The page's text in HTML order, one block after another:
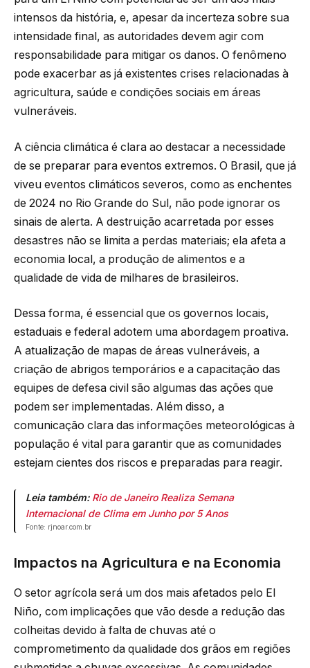
intensos da história, e, apesar da incerteza sobre sua
intensidade final, as autoridades devem agir com
responsabilidade para mitigar os danos. O fenômeno
pode exacerbar as já existentes crises relacionadas à
agricultura, saúde e condições sociais em áreas
vulneráveis.
A ciência climática é clara ao destacar a necessidade
de se preparar para eventos extremos. O Brasil, que já
viveu eventos climáticos severos, como as enchentes
de 2024 no Rio Grande do Sul, não pode ignorar os
sinais de alerta. A destruição acarretada por esses
desastres não se limita a perdas materiais; ela afeta a
economia local, a produção de alimentos e a
qualidade de vida de milhares de brasileiros.
Dessa forma, é essencial que os governos locais,
estaduais e federal adotem uma abordagem proativa.
A atualização de mapas de áreas vulneráveis, a
criação de abrigos temporários e a capacitação das
equipes de defesa civil são algumas das ações que
podem ser implementadas. Além disso, a
comunicação clara das informações meteorológicas à
população é vital para garantir que as comunidades
estejam cientes dos riscos e preparadas para reagir.
Leia também: Rio de Janeiro Realiza Semana
Internacional de Clima em Junho por 5 Anos
Fonte: rjnoar.com.br
Impactos na Agricultura e na Economia
O setor agrícola será um dos mais afetados pelo El
Niño, com implicações que vão desde a redução das
colheitas devido à falta de chuvas até o
comprometimento da qualidade dos grãos em regiões